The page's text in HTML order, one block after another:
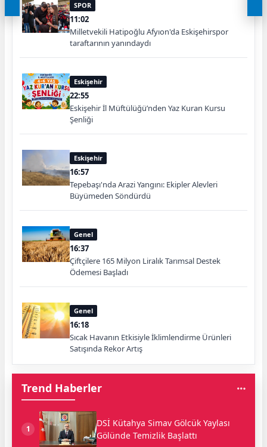
SPOR
11:02
Milletvekili Hatipoğlu Afyıon'da Eskişehirspor
taraftarının yanındaydı
Eskişehir
22:55
Eskişehir İl Müftülüğü’nden Yaz Kuran Kursu
Şenliği
Eskişehir
16:57
Tepebaşı'nda Arazi Yangını: Ekipler Alevleri
Büyümeden Söndürdü
Genel
16:37
Çiftçilere 165 Milyon Liralık Tarımsal Destek
Ödemesi Başladı
Genel
16:18
Sıcak Havanın Etkisiyle İklimlendirme Ürünleri
Satışında Rekor Artış
Trend Haberler
1
DSİ Kütahya Simav Gölcük Yaylası
Gölünde Temizlik Başlattı